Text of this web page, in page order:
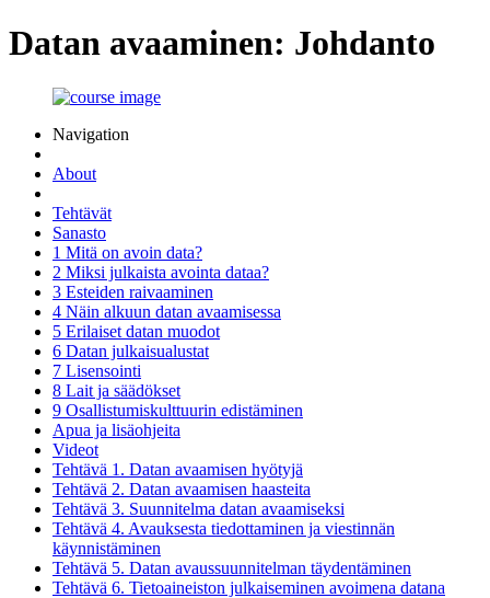
Datan avaaminen: Johdanto
Navigation
About
Tehtävät
Sanasto
1 Mitä on avoin data?
2 Miksi julkaista avointa dataa?
3 Esteiden raivaaminen
4 Näin alkuun datan avaamisessa
5 Erilaiset datan muodot
6 Datan julkaisualustat
7 Lisensointi
8 Lait ja säädökset
9 Osallistumiskulttuurin edistäminen
Apua ja lisäohjeita
Videot
Tehtävä 1. Datan avaamisen hyötyjä
Tehtävä 2. Datan avaamisen haasteita
Tehtävä 3. Suunnitelma datan avaamiseksi
Tehtävä 4. Avauksesta tiedottaminen ja viestinnän
käynnistäminen
Tehtävä 5. Datan avaussuunnitelman täydentäminen
Tehtävä 6. Tietoaineiston julkaiseminen avoimena datana